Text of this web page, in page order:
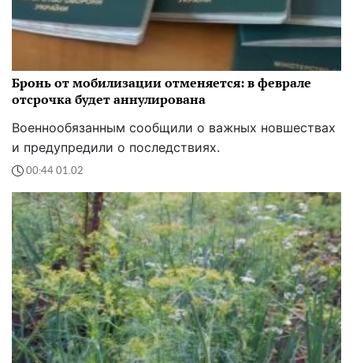
Бронь от мобилизации отменяется: в феврале
отсрочка будет аннулирована
Военнообязанным сообщили о важных новшествах
и предупредили о последствиях.
00:44 01.02